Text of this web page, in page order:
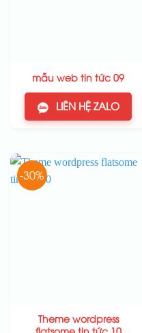
mẫu web tin tức 09
LIÊN HỆ ZALO
-30%
Theme wordpress